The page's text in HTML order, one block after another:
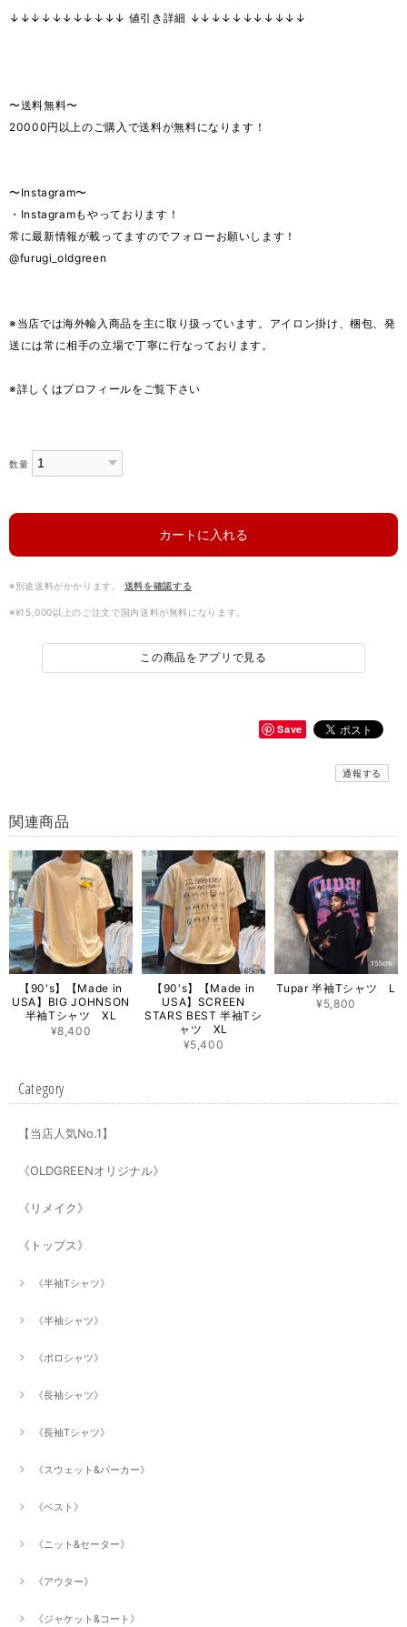
↓↓↓↓↓↓↓↓↓↓↓ 値引き詳細 ↓↓↓↓↓↓↓↓↓↓↓
〜送料無料〜
20000円以上のご購入で送料が無料になります！
〜Instagram〜
・Instagramもやっております！
常に最新情報が載ってますのでフォローお願いします！
@furugi_oldgreen
※当店では海外輸入商品を主に取り扱っています。アイロン掛け、梱包、発
送には常に相手の立場で丁寧に行なっております。
※詳しくはプロフィールをご覧下さい
数量
カートに入れる
※別途送料がかかります。 送料を確認する
※¥15,000以上のご注文で国内送料が無料になります。
この商品をアプリで見る
Save
通報する
関連商品
【90's】【Made in
USA】BIG JOHNSON
半袖Tシャツ XL
¥8,400
【90's】【Made in
USA】SCREEN
STARS BEST 半袖Tシ
ャツ XL
¥5,400
Tupar 半袖Tシャツ L
¥5,800
Category
【当店人気No.1】
《OLDGREENオリジナル》
《リメイク》
《トップス》
《半袖Tシャツ》
《半袖シャツ》
《ポロシャツ》
《長袖シャツ》
《長袖Tシャツ》
《スウェット&パーカー》
《ベスト》
《ニット&セーター》
《アウター》
《ジャケット&コート》